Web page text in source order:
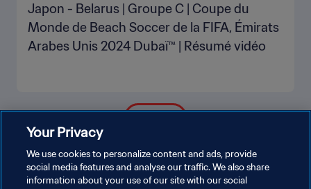
Japon - Belarus | Groupe C | Coupe du
Monde de Beach Soccer de la FIFA, Émirats
Arabes Unis 2024 Dubaï™ | Résumé vidéo
Your Privacy
We use cookies to personalize content and ads, provide
social media features and analyse our traffic. We also share
information about your use of our site with our social